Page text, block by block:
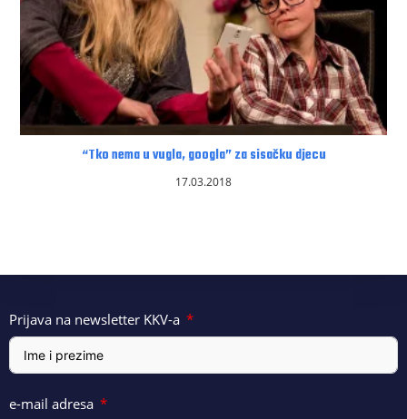
“Tko nema u vugla, googla” za sisačku djecu
17.03.2018
Prijava na newsletter KKV-a
e-mail adresa